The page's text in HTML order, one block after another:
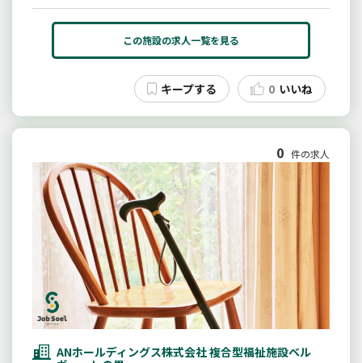
この施設の求人一覧を見る
0 いいね
0 件の求人
ANホールディングス株式会社 複合型福祉施設ベル